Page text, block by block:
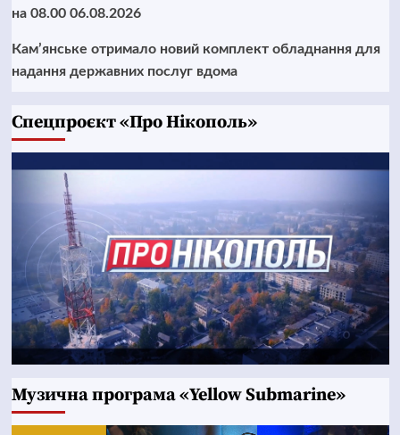
на 08.00 06.08.2026
Кам’янське отримало новий комплект обладнання для
надання державних послуг вдома
Cпецпроєкт «Про Нікополь»
Музична програма «Yellow Submarine»